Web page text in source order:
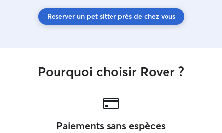
Reserver un pet sitter près de chez vous
Pourquoi choisir Rover ?
Paiements sans espèces